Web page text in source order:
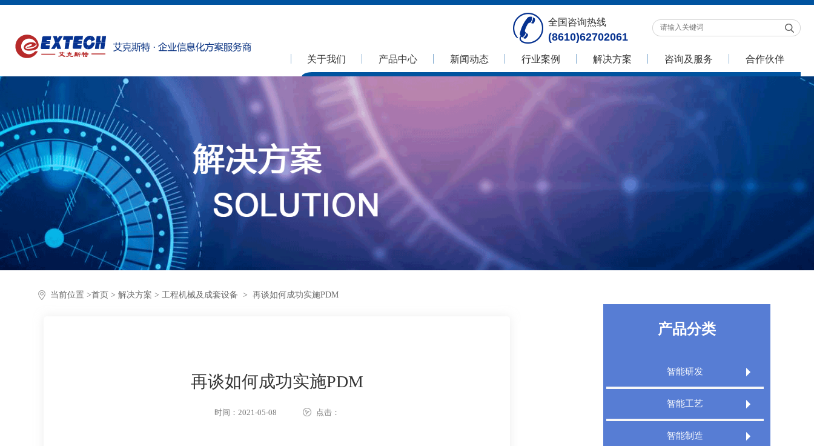
全国咨询热线
(8610)62702061
关于我们 产品中心 新闻动态 行业案例 解决方案 咨询及服务 合作伙伴
当前位置 >首页 > 解决方案 > 工程机械及成套设备 > 再谈如何成功实施PDM
再谈如何成功实施PDM
时间：2021-05-08 点击：
产品分类
智能研发
Extech PLM产品生命周期管理系统
Extech PLM项目管理系统
智能工艺
Extech CAPP工艺规划管理系统
智能制造